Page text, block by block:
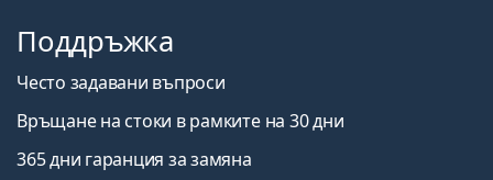
Поддръжка
Често задавани въпроси
Връщане на стоки в рамките на 30 дни
365 дни гаранция за замяна